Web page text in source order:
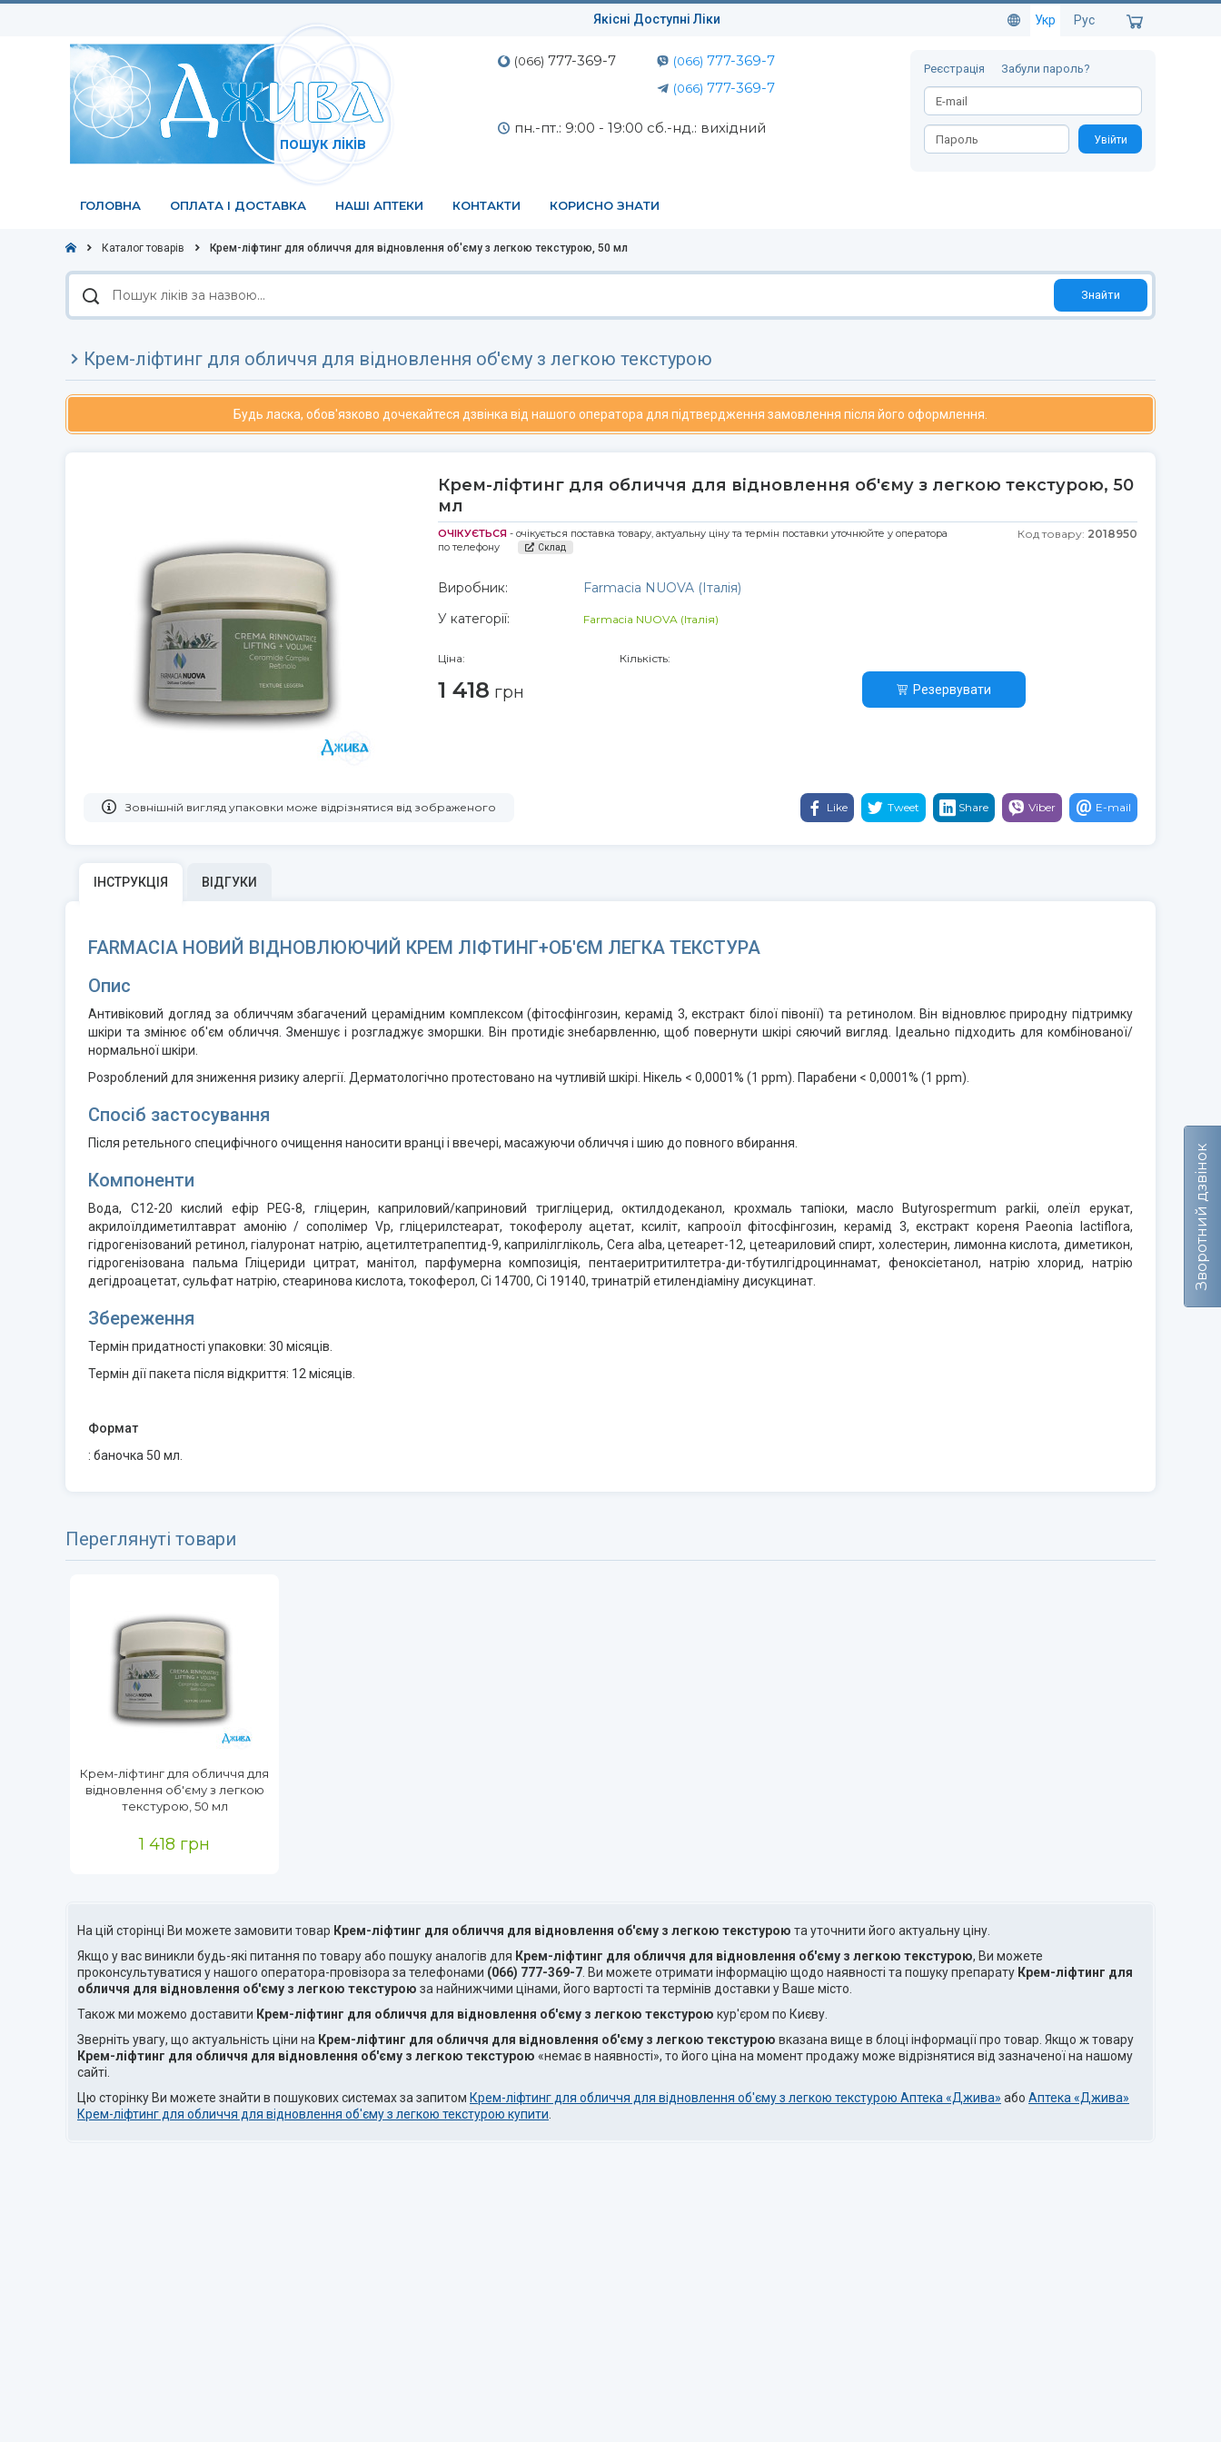
Якісні Доступні Ліки Укр Рус
пошук ліків
(066) 777-369-7 (066) 777-369-7
(066) 777-369-7
пн.-пт.: 9:00 - 19:00 сб.-нд.: вихідний
Реєстрація Забули пароль?
Увійти
ГОЛОВНА ОПЛАТА І ДОСТАВКА НАШІ АПТЕКИ КОНТАКТИ КОРИСНО ЗНАТИ
Каталог товарів Крем-ліфтинг для обличчя для відновлення об'єму з легкою текстурою, 50 мл
Пошук
ліків
за
Знайти
Крем-ліфтинг для обличчя для відновлення об'єму з легкою текстурою
Будь ласка, обов'язково дочекайтеся дзвінка від нашого оператора для підтвердження замовлення після його оформлення.
Крем-ліфтинг для обличчя для відновлення об'єму з легкою текстурою, 50
мл
ОЧІКУЄТЬСЯ - очікується поставка товару, актуальну ціну та термін поставки уточнюйте у оператора
по телефону
Склад
Код товару: 2018950
Виробник:
Farmacia NUOVA (Італія)
У категорії:
Farmacia NUOVA (Італія)
Ціна:
1 418 грн
Кількість:
Резервувати
Зовнішній вигляд упаковки може відрізнятися від зображеного Like Tweet Share Viber E-mail
ІНСТРУКЦІЯ ВІДГУКИ
FARMACIA НОВИЙ ВІДНОВЛЮЮЧИЙ КРЕМ ЛІФТИНГ+ОБ'ЄМ ЛЕГКА ТЕКСТУРА
Опис
Антивіковий догляд за обличчям збагачений церамідним комплексом (фітосфінгозин, керамід 3, екстракт білої півонії) та ретинолом. Він відновлює природну підтримку
шкіри та змінює об'єм обличчя. Зменшує і розгладжує зморшки. Він протидіє знебарвленню, щоб повернути шкірі сяючий вигляд. Ідеально підходить для комбінованої/
нормальної шкіри.
Розроблений для зниження ризику алергії. Дерматологічно протестовано на чутливій шкірі. Нікель < 0,0001% (1 ppm). Парабени < 0,0001% (1 ppm).
Спосіб застосування
Після ретельного специфічного очищення наносити вранці і ввечері, масажуючи обличчя і шию до повного вбирання.
Компоненти
Вода, C12-20 кислий ефір PEG-8, гліцерин, каприловий/каприновий тригліцерид, октилдодеканол, крохмаль тапіоки, масло Butyrospermum parkii, олеїл ерукат,
акрилоїлдиметилтаврат амонію / сополімер Vp, гліцерилстеарат, токоферолу ацетат, ксиліт, капрооїл фітосфінгозин, керамід 3, екстракт кореня Paeonia lactiflora,
гідрогенізований ретинол, гіалуронат натрію, ацетилтетрапептид-9, каприлілгліколь, Cera alba, цетеарет-12, цетеариловий спирт, холестерин, лимонна кислота, диметикон,
гідрогенізована пальма Гліцериди цитрат, манітол, парфумерна композиція, пентаеритритилтетра-ди-тбутилгідроциннамат, феноксіетанол, натрію хлорид, натрію
дегідроацетат, сульфат натрію, стеаринова кислота, токоферол, Ci 14700, Ci 19140, тринатрій етилендіаміну дисукцинат.
Збереження
Термін придатності упаковки: 30 місяців.
Термін дії пакета після відкриття: 12 місяців.
Формат
: баночка 50 мл.
Переглянуті товари
Крем-ліфтинг для обличчя для
відновлення об'єму з легкою
текстурою, 50 мл
1 418 грн
На цій сторінці Ви можете замовити товар Крем-ліфтинг для обличчя для відновлення об'єму з легкою текстурою та уточнити його актуальну ціну.
Якщо у вас виникли будь-які питання по товару або пошуку аналогів для Крем-ліфтинг для обличчя для відновлення об'єму з легкою текстурою, Ви можете
проконсультуватися у нашого оператора-провізора за телефонами (066) 777-369-7 . Ви можете отримати інформацію щодо наявності та пошуку препарату Крем-ліфтинг для
обличчя для відновлення об'єму з легкою текстурою за найнижчими цінами, його вартості та термінів доставки у Ваше місто.
Також ми можемо доставити Крем-ліфтинг для обличчя для відновлення об'єму з легкою текстурою кур'єром по Києву.
Зверніть увагу, що актуальність ціни на Крем-ліфтинг для обличчя для відновлення об'єму з легкою текстурою вказана вище в блоці інформації про товар. Якщо ж товару
Крем-ліфтинг для обличчя для відновлення об'єму з легкою текстурою «немає в наявності», то його ціна на момент продажу може відрізнятися від зазначеної на нашому
сайті.
Цю сторінку Ви можете знайти в пошукових системах за запитом Крем-ліфтинг для обличчя для відновлення об'єму з легкою текстурою Аптека «Джива» або Аптека «Джива»
Крем-ліфтинг для обличчя для відновлення об'єму з легкою текстурою купити
Зворотний дзвінок